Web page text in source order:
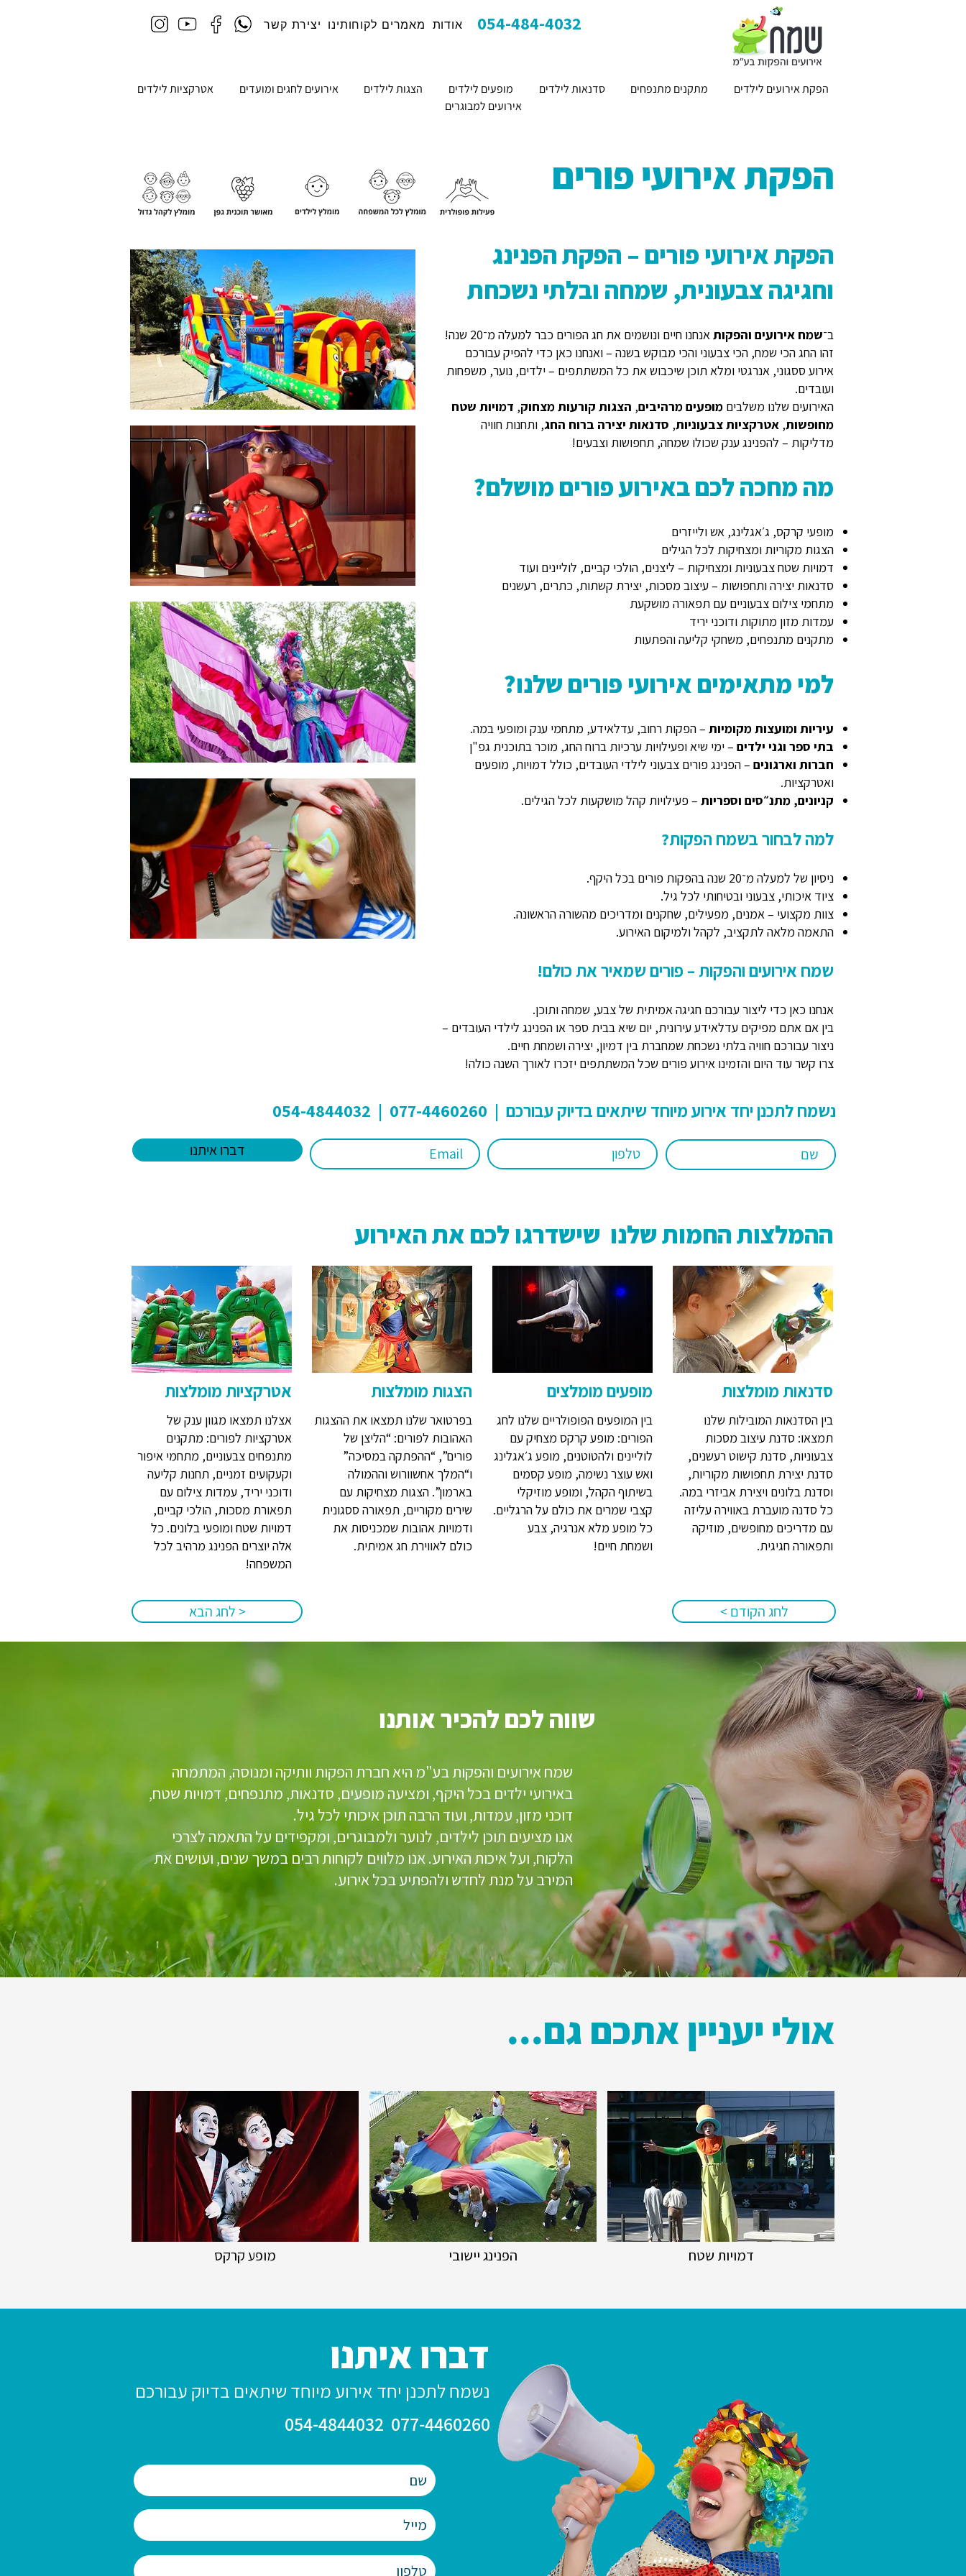
054-484-4032 אודות מאמרים לקוחותינו יצירת קשר
הפקת אירועים לילדים מתקנים מתנפחים סדנאות לילדים מופעים לילדים הצגות לילדים אירועים לחגים ומועדים
אטרקציות לילדים
אירועים למבוגרים
הפקת אירועי פורים
הפקת אירועי פורים – הפקת הפנינג
וחגיגה צבעונית, שמחה ובלתי נשכחת
ב־שמח אירועים והפקותאנחנו חיים ונושמים את חג הפורים כבר למעלה מ־20 שנה!
זהו החג הכי שמח, הכי צבעוני והכי מבוקש בשנה – ואנחנו כאן כדי להפיק עבורכם
אירוע ססגוני, אנרגטי ומלא תוכן שיכבוש את כל המשתתפים – ילדים, נוער, משפחות
ועובדים.
האירועים שלנו משלבים מופעים מרהיבים, הצגות קורעות מצחוק, דמויות שטח
מחופשות, אטרקציות צבעוניות, סדנאות יצירה ברוח החג, ותחנות חוויה
מדליקות – להפנינג ענק שכולו שמחה, תחפושות וצבעים!
מה מחכה לכם באירוע פורים מושלם?
מופעי קרקס, ג׳אגלינג, אש ולייזרים
הצגות מקוריות ומצחיקות לכל הגילים
דמויות שטח צבעוניות ומצחיקות – ליצנים, הולכי קביים, לוליינים ועוד
סדנאות יצירה ותחפושות – עיצוב מסכות, יצירת קשתות, כתרים, רעשנים
מתחמי צילום צבעוניים עם תפאורה מושקעת
עמדות מזון מתוקות ודוכני יריד
מתקנים מתנפחים, משחקי קליעה והפתעות
למי מתאימים אירועי פורים שלנו?
עיריות ומועצות מקומיות – הפקות רחוב, עדלאידע, מתחמי ענק ומופעי במה.
בתי ספר וגני ילדים – ימי שיא ופעילויות ערכיות ברוח החג, מוכר בתוכנית גפ"ן
חברות וארגונים – הפנינג פורים צבעוני לילדי העובדים, כולל דמויות, מופעים
ואטרקציות.
קניונים, מתנ״סים וספריות – פעילויות קהל מושקעות לכל הגילים.
למה לבחור בשמח הפקות?
ניסיון של למעלה מ־20 שנה בהפקות פורים בכל היקף.
ציוד איכותי, צבעוני ובטיחותי לכל גיל.
צוות מקצועי – אמנים, מפעילים, שחקנים ומדריכים מהשורה הראשונה.
התאמה מלאה לתקציב, לקהל ולמיקום האירוע.
שמח אירועים והפקות – פורים שמאיר את כולם!
אנחנו כאן כדי ליצור עבורכם חגיגה אמיתית של צבע, שמחה ותוכן.
בין אם אתם מפיקים עדלאידע עירונית, יום שיא בבית ספר או הפנינג לילדי העובדים –
ניצור עבורכם חוויה בלתי נשכחת שמחברת בין דמיון, יצירה ושמחת חיים.
צרו קשר עוד היום והזמינו אירוע פורים שכל המשתתפים יזכרו לאורך השנה כולה!
נשמח לתכנן יחד אירוע מיוחד שיתאים בדיוק עבורכם | 077-4460260 | 054-4844032
דברו איתנו
ההמלצות החמות שלנו שישדרגו לכם את האירוע
סדנאות מומלצות מופעים מומלצים הצגות מומלצות אטרקציות מומלצות
בין הסדנאות המובילות שלנו
תמצאו: סדנת עיצוב מסכות
צבעוניות, סדנת קישוט רעשנים,
סדנת יצירת תחפושות מקוריות,
וסדנת בלונים ויצירת אביזרי במה.
כל סדנה מועברת באווירה עליזה
עם מדריכים מחופשים, מוזיקה
ותפאורה חגיגית.
בין המופעים הפופולריים שלנו לחג
הפורים: מופע קרקס מצחיק עם
לוליינים ולהטוטנים, מופע ג׳אגלינג
ואש עוצר נשימה, מופע קסמים
בשיתוף הקהל, ומופע מוזיקלי
קצבי שמרים את כולם על הרגליים.
כל מופע מלא אנרגיה, צבע
ושמחת חיים!
בפרטואר שלנו תמצאו את ההצגות
האהובות לפורים: “הליצן של
פורים”, “ההפתקה במסיכה”
ו“המלך אחשוורוש וההמולה
בארמון”. הצגות מצחיקות עם
שירים מקוריים, תפאורה ססגונית
ודמויות אהובות שמכניסות את
כולם לאווירת חג אמיתית.
אצלנו תמצאו מגוון ענק של
אטרקציות לפורים: מתקנים
מתנפחים צבעוניים, מתחמי איפור
וקעקועים זמניים, תחנות קליעה
ודוכני יריד, עמדות צילום עם
תפאורת מסכות, הולכי קביים,
דמויות שטח ומופעי בלונים. כל
אלה יוצרים הפנינג מרהיב לכל
המשפחה!
לחג הקודם > < לחג הבא
שווה לכם להכיר אותנו
שמח אירועים והפקות בע"מ היא חברת הפקות וותיקה ומנוסה, המתמחה
באירועי ילדים בכל היקף, ומציעה מופעים, סדנאות, מתנפחים, דמויות שטח,
דוכני מזון, עמדות, ועוד הרבה תוכן איכותי לכל גיל.
אנו מציעים תוכן לילדים, לנוער ולמבוגרים, ומקפידים על התאמה לצרכי
הלקוח, ועל איכות האירוע. אנו מלווים לקוחות רבים במשך שנים, ועושים את
המירב על מנת לחדש ולהפתיע בכל אירוע.
אולי יעניין אתכם גם...
דמויות שטח הפנינג יישובי מופע קרקס
דברו איתנו
נשמח לתכנן יחד אירוע מיוחד שיתאים בדיוק עבורכם
077-4460260 054-4844032